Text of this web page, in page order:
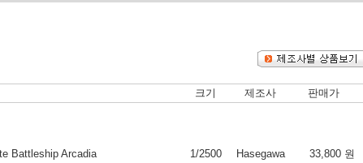
크기 제조사 판매가
Battleship Arcadia 1/2500 Hasegawa 33,800 원